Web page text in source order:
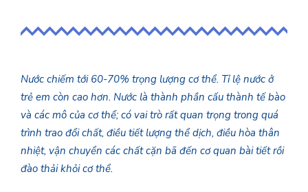
Nước chiếm tới 60-70% trọng lượng cơ thể. Tỉ lệ nước ở
trẻ em còn cao hơn. Nước là thành phần cấu thành tế bào
và các mô của cơ thể; có vai trò rất quan trọng trong quá
trình trao đổi chất, điều tiết lượng thể dịch, điều hòa thân
nhiệt, vận chuyển các chất cặn bã đến cơ quan bài tiết rồi
đào thải khỏi cơ thể.